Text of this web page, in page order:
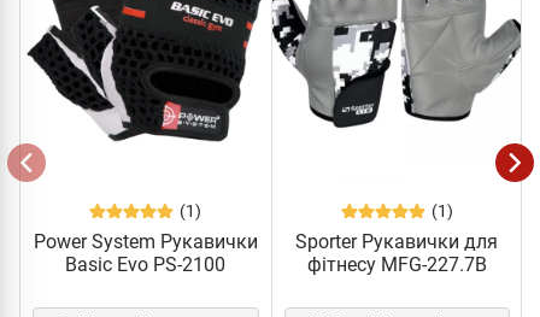
(1)
Power System Рукавички
Basic Evo PS-2100
(1)
Sporter Рукавички для
фітнесу MFG-227.7B